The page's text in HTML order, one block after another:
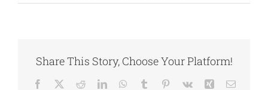
Share This Story, Choose Your Platform!
Facebook RedditLinkedInWhatsApp
Tumblr Pinterest
Vk Xing 电